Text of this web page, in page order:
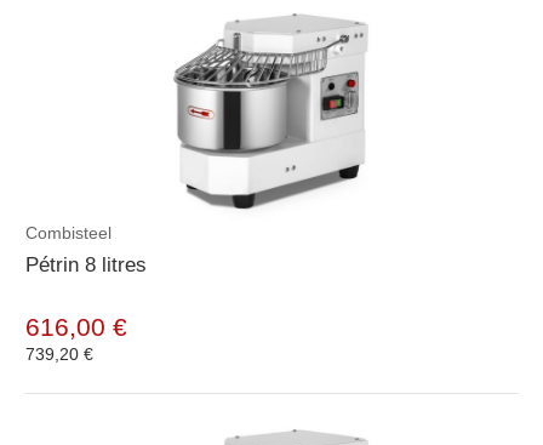
Combisteel
Pétrin 8 litres
616,00 €
739,20 €